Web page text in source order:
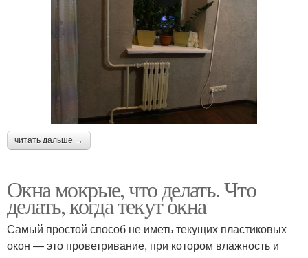
читать дальше →
Окна мокрые, что делать. Что
делать, когда текут окна
Самый простой способ не иметь текущих пластиковых
окон ― это проветривание, при котором влажность и